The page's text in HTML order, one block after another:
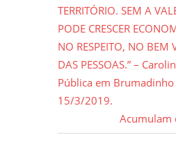
Post
TERRITÓRIO. SEM A
PODE CRESCER
NO RESPEITO, NO BEM
DAS PESSOAS.” –
Pública em Brumadinho
15/3/2019.
Next
Post:
Acumulam